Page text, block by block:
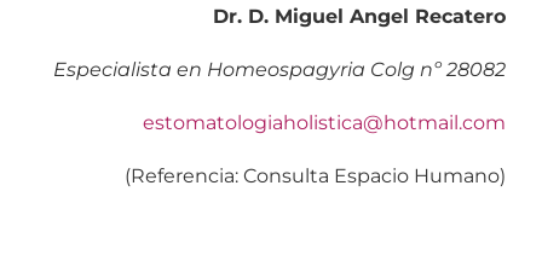
Dr. D. Miguel Angel Recatero
Especialista en Homeospagyria Colg nº 28082
estomatologiaholistica@hotmail.com
(Referencia: Consulta Espacio Humano)